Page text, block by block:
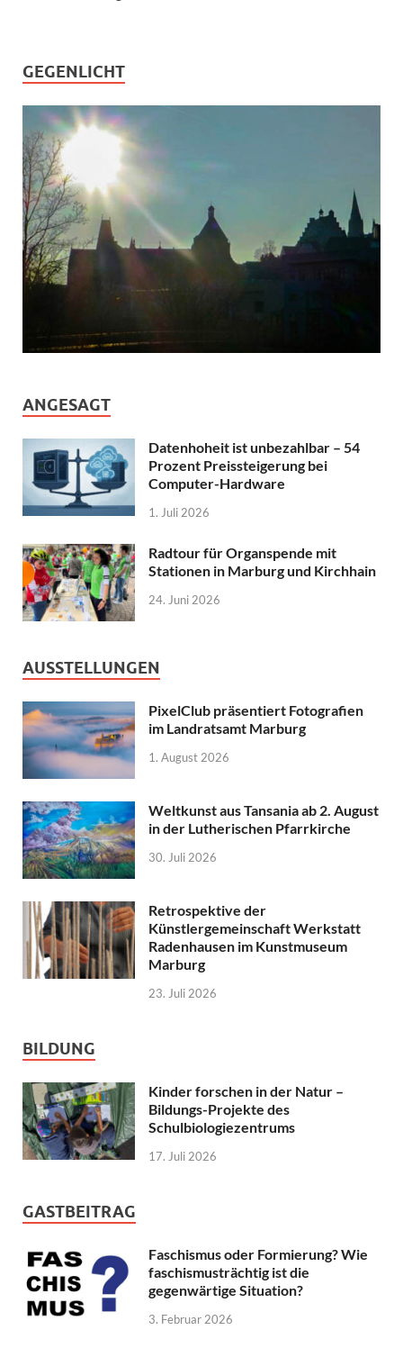
GEGENLICHT
ANGESAGT
Datenhoheit ist unbezahlbar – 54
Prozent Preissteigerung bei
Computer-Hardware
1. Juli 2026
Radtour für Organspende mit
Stationen in Marburg und Kirchhain
24. Juni 2026
AUSSTELLUNGEN
PixelClub präsentiert Fotografien
im Landratsamt Marburg
1. August 2026
Weltkunst aus Tansania ab 2. August
in der Lutherischen Pfarrkirche
30. Juli 2026
Retrospektive der
Künstlergemeinschaft Werkstatt
Radenhausen im Kunstmuseum
Marburg
23. Juli 2026
BILDUNG
Kinder forschen in der Natur –
Bildungs-Projekte des
Schulbiologiezentrums
17. Juli 2026
GASTBEITRAG
Faschismus oder Formierung? Wie
faschismusträchtig ist die
gegenwärtige Situation?
3. Februar 2026